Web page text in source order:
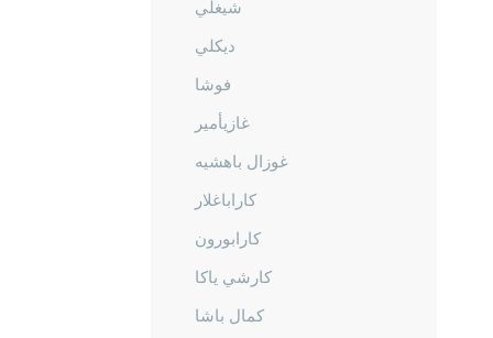
شيغلي
ديكلي
فوشا
غازيأمير
غوزال باهشيه
كاراباغلار
كارابورون
كارشي ياكا
كمال باشا